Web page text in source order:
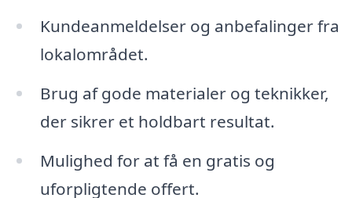
Kundeanmeldelser og anbefalinger fra
lokalområdet.
Brug af gode materialer og teknikker,
der sikrer et holdbart resultat.
Mulighed for at få en gratis og
uforpligtende offert.